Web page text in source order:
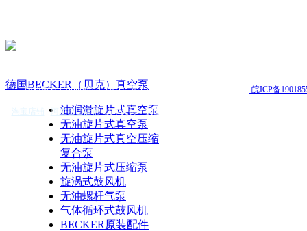
德国Rietschle(里奇乐)真空泵
德国Pfeiffer（普发）真空泵
日本ULVAC（爱发科）真空泵
ZD（众德）真空泵
FIRST（富斯特)真空泵
真空系统
真空泵油
真空附件
真空泵配件
真空泵维修保养
德国BECKER（贝克）真空泵
油润滑旋片式真空泵
无油旋片式真空泵
无油旋片式真空压缩
复合泵
无油旋片式压缩泵
旋涡式鼓风机
无油螺杆气泵
气体循环式鼓风机
BECKER原装配件
版权所有 Copyright(C)2014-2015 合肥志徽自动机电有限公司 皖ICP备
阿里巴巴店铺 | 技术支持：安徽安搜